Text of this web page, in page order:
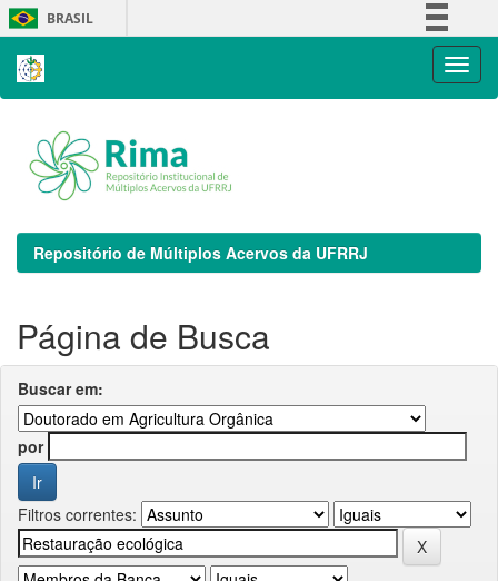
Skip
navigation
BRASIL
Repositório de Múltiplos Acervos da UFRRJ
Página de Busca
Buscar em:
por
Filtros correntes: